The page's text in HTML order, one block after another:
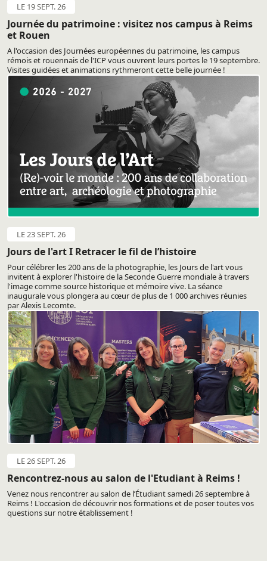
LE 19 SEPT. 26
Journée du patrimoine : visitez nos campus à Reims
et Rouen
A l'occasion des Journées européennes du patrimoine, les campus
rémois et rouennais de l'ICP vous ouvrent leurs portes le 19 septembre.
Visites guidées et animations rythmeront cette belle journée !
LE 23 SEPT. 26
Jours de l'art I Retracer le fil de l’histoire
Pour célébrer les 200 ans de la photographie, les Jours de l'art vous
invitent à explorer l'histoire de la Seconde Guerre mondiale à travers
l'image comme source historique et mémoire vive. La séance
inaugurale vous plongera au cœur de plus de 1 000 archives réunies
par Alexis Lecomte.
LE 26 SEPT. 26
Rencontrez-nous au salon de l'Etudiant à Reims !
Venez nous rencontrer au salon de l’Étudiant samedi 26 septembre à
Reims ! L'occasion de découvrir nos formations et de poser toutes vos
questions sur notre établissement !